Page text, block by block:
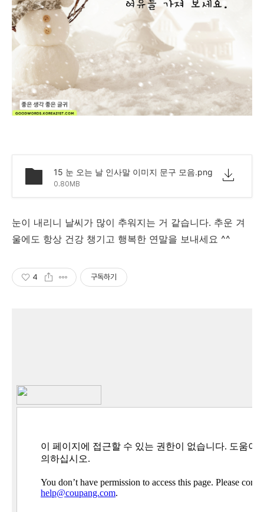
15 눈 오는 날 인사말 이미지 문구 모음.png
0.80MB
눈이 내리니 날씨가 많이 추워지는 거 같습니다. 추운 겨
울에도 항상 건강 챙기고 행복한 연말을 보내세요 ^^
4 구독하기